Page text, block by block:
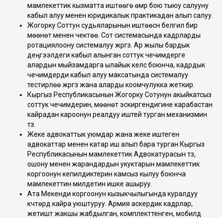
мамлекеттик кызматта иштөөгө өмүр бою тыюу салууну
кабыл алуу менен юридикалык практикадан алып салуу.
Жогорку Соттун судьяларынын иштөөсүн белгилүү бир
мөөнөт менен чектөө. Сот системасында кадрларды
ротациялоону системалуу жүргүзүү. Ар жылы бардык
деңгээлдеги кабыл алынган соттук чечимдерге
алардын мыйзамдарга ылайык келүүсү боюнча, кадрдык
чечимдерди кабыл алуу максатында системалуу
тестирлөө жүргүзүү жана аларды коомчулукка жеткирүү.
Кыргыз Республикасынын Жогорку Сотунун акыйкатсыз
соттук чечимдерин, мөөнөтү эскиргендигине карабастан
кайрадан кароонун реалдуу иштей турган механизмин
түзүү.
Жеке адвокаттык уюмдар жана жеке иштеген
адвокаттар менен катар иш алып бара турган Кыргыз
Республикасынын мамлекеттик Адвокатурасын түзүү,
ошону менен жарандардын укуктарын мамлекеттик
коргоонун кепилдиктерин камсыз кылуу боюнча
мамлекеттин милдетин ишке ашыруу.
Ата Мекенди коргоонун кызыкчылыгында куралдуу
күчтөрдү кайра уюштуруу. Армия аскердик кадрлар,
жетиштүү жакшы жабдылган, комплекттенген, мобилдүү